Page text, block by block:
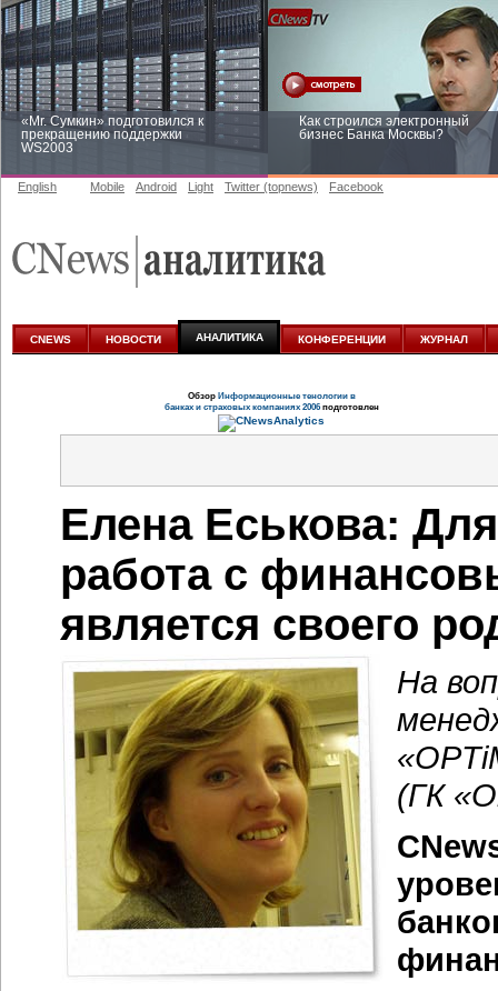
«Mr. Сумкин» подготовился к
прекращению поддержки
WS2003
Как строился электронный
бизнес Банка Москвы?
аналитике
English Mobile Android Light Twitter (topnews) Facebook
CNEWS НОВОСТИ АНАЛИТИКА КОНФЕРЕНЦИИ ЖУРНАЛ
Обзор Информационные тенологии в
банках и страховых компаниях 2006подготовлен
Елена Еськова:
работа с
является своего
На
«
(ГК